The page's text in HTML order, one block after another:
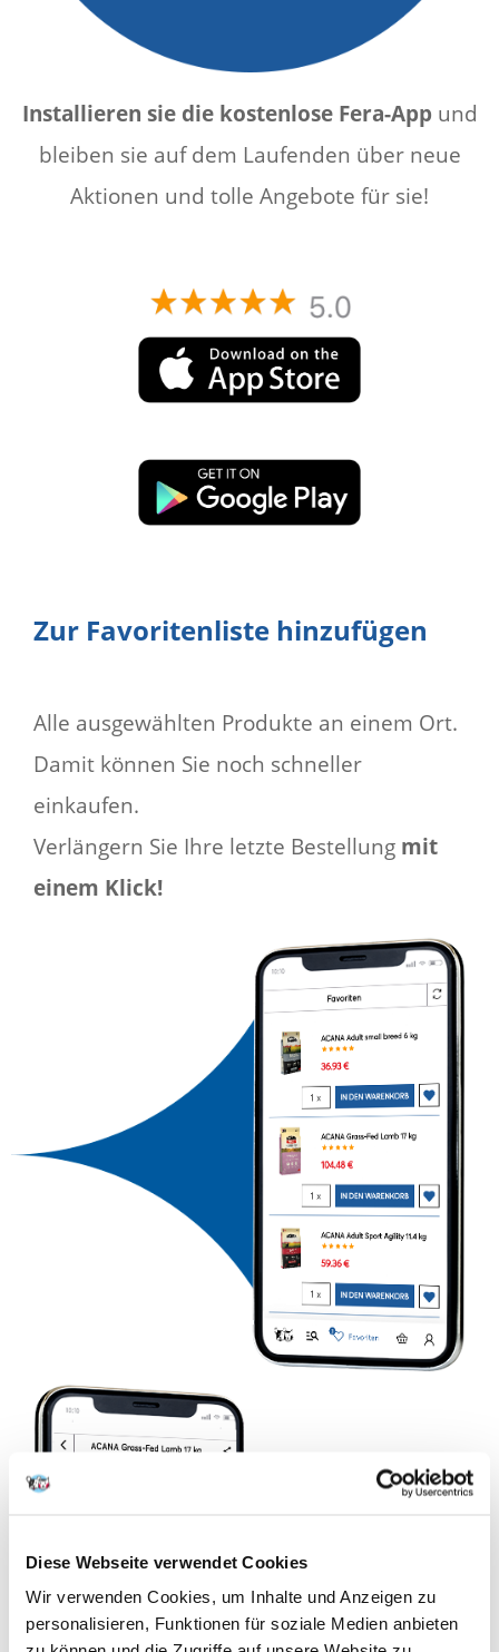
Diese Webseite verwendet Cookies
Wir verwenden Cookies, um Inhalte und Anzeigen zu
personalisieren, Funktionen für soziale Medien anbieten
Installieren sie die kostenlose Fera-Appund
bleiben sie auf dem Laufenden über neue
Aktionen und tolle Angebote für sie!
Zur Favoritenliste hinzufügen
Alle ausgewählten Produkte an einem Ort.
Damit können Sie noch schneller
einkaufen.
Verlängern Sie Ihre letzte Bestellung mit
einem Klick!